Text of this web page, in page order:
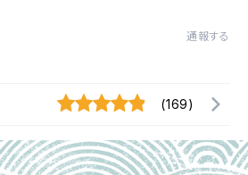
通報する
(169)